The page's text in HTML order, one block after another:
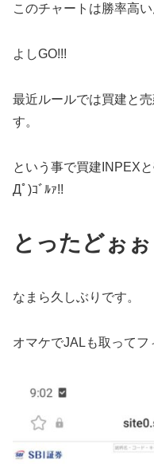
このチャートは勝率高
よしGO!!!
最近ルールでは買建と
す。
という事で買建INPEX
Дﾟ)ｺﾞﾙｧ!!
とったどぉ
なまら久しぶりです。
オマケでJALも取って